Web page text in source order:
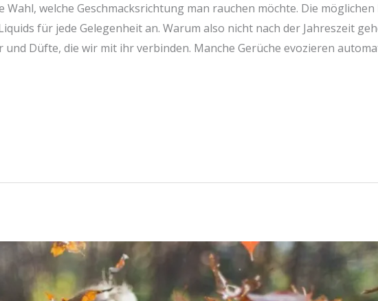
welche Geschmacksrichtung man rauchen möchte. Die
für jede Gelegenheit an. Warum also nicht nach der Jahreszeit
und Düfte, die wir mit ihr verbinden. Manche Gerüche evozieren